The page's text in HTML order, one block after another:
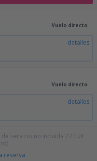
Vuelo directo
detalles
Vuelo directo
detalles
servicio no incluida 27 EUR
reserva